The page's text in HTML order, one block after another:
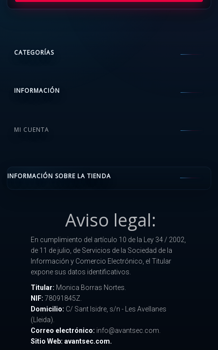
CATEGORÍAS
INFORMACIÓN
MI CUENTA
INFORMACIÓN SOBRE LA TIENDA
Aviso legal:
En cumplimiento del artículo 10 de la Ley 34 / 2002,
de 11 de julio, de Servicios de la Sociedad de la
Información y Comercio Electrónico, el Titular
expone sus datos identificativos.
Titular: Monica Borras Nortes.
NIF: 78091845Z.
Domicilio: C/ Sant Isidre, s/n - Les Avellanes
(Lleida).
Correo electrónico: info@avantsec.com.
Sitio Web: avantsec.com.